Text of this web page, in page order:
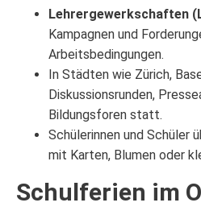
Lehrergewerkschaften
Kampagnen und
Arbeitsbedingungen.
In Städten wie Zürich,
Diskussionsrunden,
Bildungsforen statt.
Schülerinnen und Schüler
mit Karten, Blumen oder
Schulferien im